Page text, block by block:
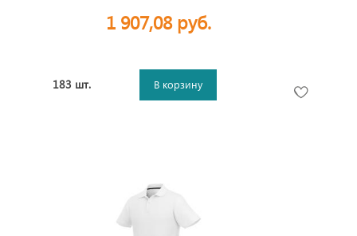
1 907,08 руб.
183 шт. В корзину